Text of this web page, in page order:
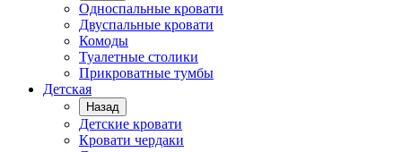
Односпальные кровати
Двуспальные кровати
Комоды
Туалетные столики
Прикроватные тумбы
Детская
Назад
Детские кровати
Кровати чердаки